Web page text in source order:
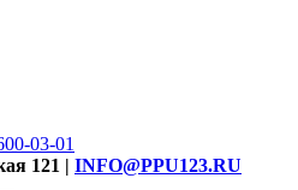
03-01
121 | INFO@PPU123.RU